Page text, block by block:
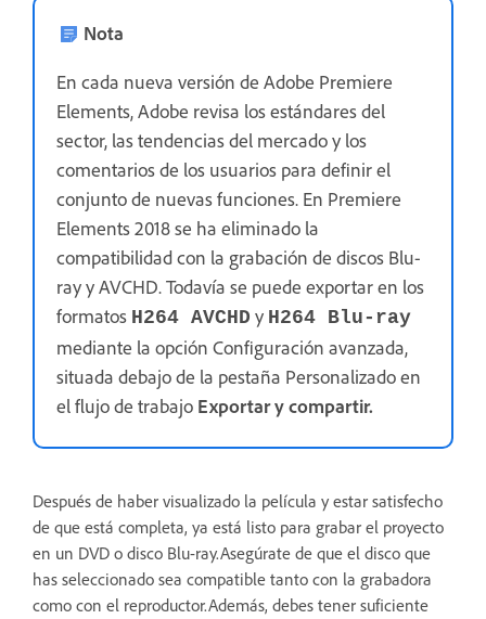
Nota
En cada nueva versión de Adobe Premiere
Elements, Adobe revisa los estándares del
sector, las tendencias del mercado y los
comentarios de los usuarios para definir el
conjunto de nuevas funciones. En Premiere
Elements 2018 se ha eliminado la
compatibilidad con la grabación de discos Blu-
ray y AVCHD. Todavía se puede exportar en los
formatos H264 AVCHD y H264 Blu-ray
mediante la opción Configuración avanzada,
situada debajo de la pestaña Personalizado en
el flujo de trabajo Exportar y compartir.
Después de haber visualizado la película y estar satisfecho
de que está completa, ya está listo para grabar el proyecto
en un DVD o disco Blu-ray.Asegúrate de que el disco que
has seleccionado sea compatible tanto con la grabadora
como con el reproductor.Además, debes tener suficiente